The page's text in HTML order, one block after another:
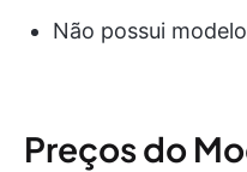
Não possui
Preços do